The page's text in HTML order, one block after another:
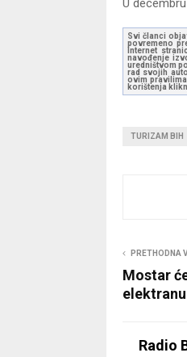
U
Svi članci
povremeno
Internet
navođenje
uredništvom
rad svojih
ovim
korištenja
TURIZAM BIH
PRETHODNA
Mostar
Radio